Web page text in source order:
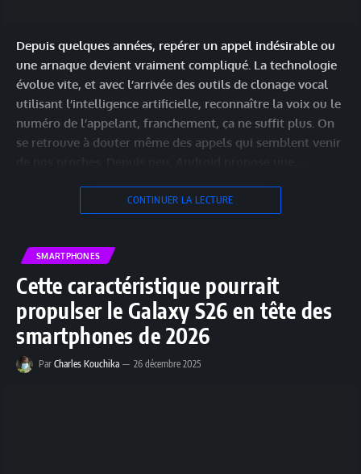
Depuis quelques années, repérer un appel indésirable ou
une arnaque devient vraiment compliqué. La technologie
évolue vite, et avec l’arrivée des outils de clonage vocal
utilisant l’intelligence artificielle, reconnaître la voix ou le
numéro de l’appelant, franchement, ça ne suffit plus. On
se retrouve à douter même des appels qui semblent venir
CONTINUER LA LECTURE
SMARTPHONES
Cette caractéristique pourrait
propulser le Galaxy S26 en tête des
smartphones de 2026
Par Charles Kouchika 26 décembre 2025